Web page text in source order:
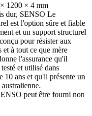
1200 × 4 mm
dur, SENSO Le
est l'option sûre et fiable
et un support structurel
pour résister aux
à tout ce que mère
l'assurance qu'il
et utilisé dans
10 ans et qu'il présente un
peut être fourni non